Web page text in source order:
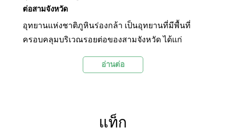
ต่อสามจังหวัด
อุทยานแห่งชาติภูหินร่องกล้า เป็นอุทยานที่มีพื้นที่
ครอบคลุมบริเวณรอยต่อของสามจังหวัด ได้แก่
จังหวัดเพชรบูรณ์ และอำเภอด่านซ้าย จังหวัดเลย
บริเวณหน้าผาหลายแห่ง อีกทั้งยังมีสถานที่ทาง
อ่านต่อ
แท็ก